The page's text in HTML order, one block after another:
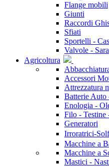
Flange mobili
Giunti
Raccordi
Sfiati
Sportelli -
Valvole -
Agricoltura
Accessori
Attrezzatura
Batterie Auto
Enologia -
Filo - Testine
Generatori
Irroratrici-
Macchine a
Macchine a
Mastici -